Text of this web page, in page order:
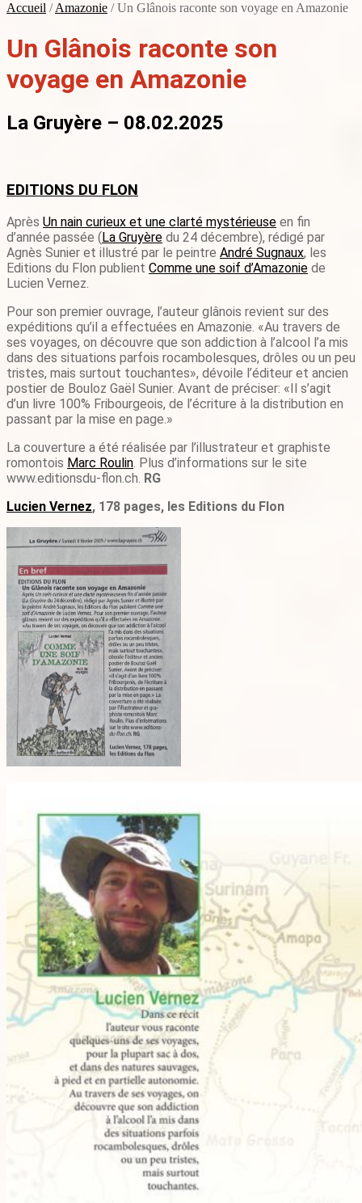
Accueil /Amazonie /Un Glânois raconte son voyage en Amazonie
Un Glânois raconte son
voyage en Amazonie
La Gruyère – 08.02.2025
EDITIONS DU FLON
Après Un nain curieux et une clarté mystérieuse en fin
d’année passée (La Gruyère du 24 décembre), rédigé par
Agnès Sunier et illustré par le peintre André Sugnaux, les
Editions du Flon publient Comme une soif d’Amazonie de
Lucien Vernez.
Pour son premier ouvrage, l’auteur glânois revient sur des
expéditions qu’il a effectuées en Amazonie. «Au travers de
ses voyages, on découvre que son addiction à l’alcool l’a mis
dans des situations parfois rocambolesques, drôles ou un peu
tristes, mais surtout touchantes», dévoile l’éditeur et ancien
postier de Bouloz Gaël Sunier. Avant de préciser: «Il s’agit
d’un livre 100% Fribourgeois, de l’écriture à la distribution en
passant par la mise en page.»
La couverture a été réalisée par l’illustrateur et graphiste
romontois Marc Roulin . Plus d’informations sur le site
www.editionsdu-flon.ch. RG
Lucien Vernez, 178 pages, les Editions du Flon